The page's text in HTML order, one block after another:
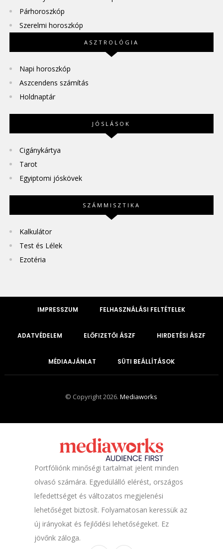
Párhoroszkóp
Szerelmi horoszkóp
ASZTROLÓGIA
Napi horoszkóp
Aszcendens számítás
Holdnaptár
JÓSLÁSOK
Cigánykártya
Tarot
Egyiptomi jóskövek
SZÁMMISZTIKA
Kalkulátor
Test és Lélek
Ezotéria
IMPRESSZUM FELHASZNÁLÁSI FELTÉTELEK
ADATVÉDELEM ELŐFIZETŐI ÁSZF HIRDETÉSI ÁSZF
MÉDIAAJÁNLAT SÜTI BEÁLLÍTÁSOK
© Copyright 2026.Mediaworks
Portfóliónk minőségi tartalmat jelent minden
olvasó számára. Egyedülálló elérést, országos
lefedettséget és változatos megjelenési
lehetőséget biztosít. Folyamatosan keressük az
új irányokat és fejlődési lehetőségeket. Ez
jövőnk záloga.